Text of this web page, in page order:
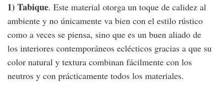
1) Tabique. Este material otorga un toque de calidez al
ambiente y no únicamente va bien con el estilo rústico
como a veces se piensa, sino que es un buen aliado de
los interiores contemporáneos eclécticos gracias a que su
color natural y textura combinan fácilmente con los
neutros y con prácticamente todos los materiales.